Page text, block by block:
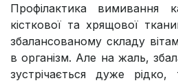
Профілактика вимивання
кісткової та хрящової
збалансованому складу
в організм. Але на жаль,
зустрічається дуже